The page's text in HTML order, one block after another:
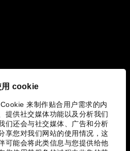
用 cookie
来制作贴合用户需求的内
提供社交媒体功能以及分析我们
们还会与社交媒体、广告和分析
享您对我们网站的使用情况，这
可能会将此类信息与您提供给他